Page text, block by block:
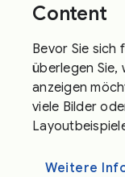
Content
Bevor Sie sich
überlegen Sie,
anzeigen
viele Bilder
Weitere